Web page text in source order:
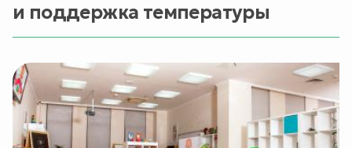
и поддержка температуры